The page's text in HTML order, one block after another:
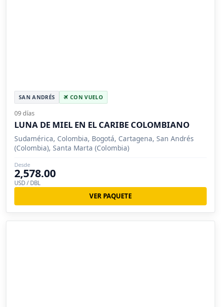
SAN ANDRÉS CON VUELO
09 días
LUNA DE MIEL EN EL CARIBE COLOMBIANO
Sudamérica, Colombia, Bogotá, Cartagena, San Andrés
(Colombia), Santa Marta (Colombia)
Desde
2,578.00
USD / DBL
VER PAQUETE